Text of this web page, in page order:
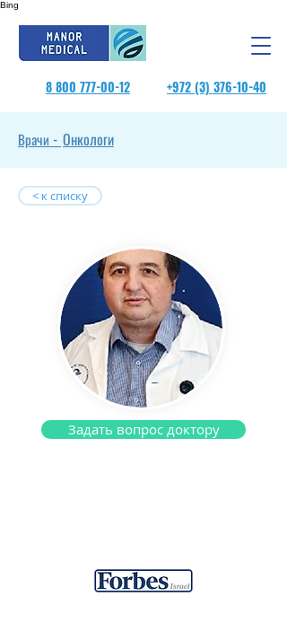
Bing
8 800 777-00-12 +972 (3) 376-10-40
Врачи - Онкологи
< к списку
Задать вопрос доктору